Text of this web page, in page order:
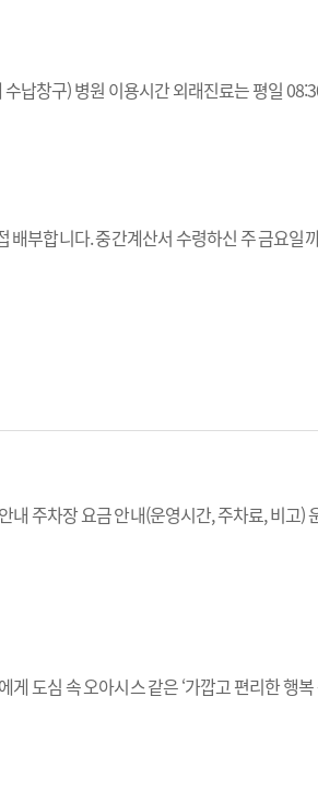
납창구) 병원 이용시간 외래진료는 평일
배부합니다. 중간계산서 수령하신 주 금요
주차장 요금 안내(운영시간, 주차료, 비
도심 속 오아시스 같은 ‘가깝고 편리한 행